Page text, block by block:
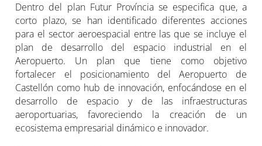
Dentro del plan Futur Província se especifica que, a
corto plazo, se han identificado diferentes acciones
para el sector aeroespacial entre las que se incluye el
plan de desarrollo del espacio industrial en el
Aeropuerto. Un plan que tiene como objetivo
fortalecer el posicionamiento del Aeropuerto de
Castellón como hub de innovación, enfocándose en el
desarrollo de espacio y de las infraestructuras
aeroportuarias, favoreciendo la creación de un
ecosistema empresarial dinámico e innovador.